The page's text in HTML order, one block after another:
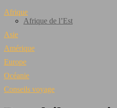
Afrique
Afrique de l’Est
Asie
Amérique
Europe
Océanie
Conseils voyage